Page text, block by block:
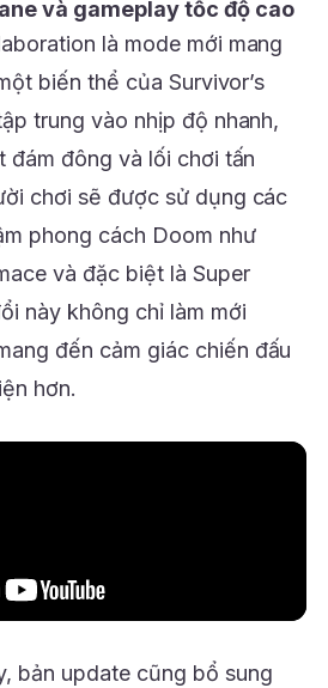
và gameplay tốc độ cao
là mode mới mang
biến thể của Survivor’s
trung vào nhịp độ nhanh,
đám đông và lối chơi tấn
chơi sẽ được sử dụng các
phong cách Doom như
và đặc biệt là Super
này không chỉ làm mới
đến cảm giác chiến đấu
hơn.
bản update cũng bổ sung